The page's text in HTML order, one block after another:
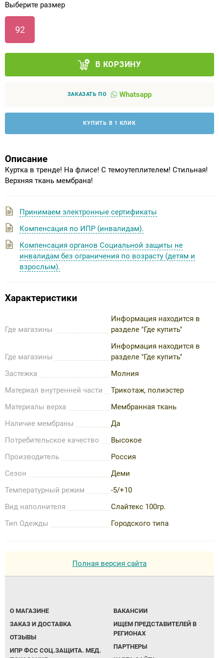
Выберите размер
92
В КОРЗИНУ
ЗАКАЗАТЬ ПО Whatsapp
КУПИТЬ В 1 КЛИК
Описание
Куртка в тренде! На флисе! С темоутеплителем! Стильная!
Верхняя ткань мембрана!
Принимаем электронные сертификаты
Компенсация по ИПР (инвалидам).
Компенсация органов Социальной защиты не
инвалидам без ограничения по возрасту (детям и
взрослым).
Характеристики
Где магазины
Информация находится в
разделе "Где купить"
Где магазины
Информация находится в
разделе "Где купить"
Застежка
Молния
Материал внутренней части
Трикотаж, полиэстер
Материалы верха
Мембранная ткань
Наличие мембраны
Да
Потребительское качество
Высокое
Производитель
Россия
Сезон
Деми
Температурный режим
-5/+10
Вид наполнителя
Слайтекс 100гр.
Тип Одежды
Городского типа
Полная версия сайта
О МАГАЗИНЕ
ЗАКАЗ И ДОСТАВКА
ОТЗЫВЫ
ИПР ФСС СОЦ.ЗАЩИТА. МЕД.
ВАКАНСИИ
ИЩЕМ ПРЕДСТАВИТЕЛЕЙ В
РЕГИОНАХ
ПАРТНЕРЫ
Аппараты на суставы
Санитарные приспособления для
инвалидов
инвалидов
Индивидуальное изготовление